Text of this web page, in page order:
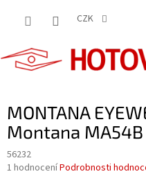
CZK
MONTANA
Montana
56232
Průměrné
1 hodnoceníPodrobnosti